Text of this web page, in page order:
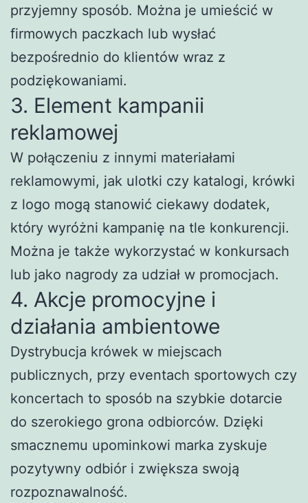
przyjemny sposób. Można je umieścić w
firmowych paczkach lub wysłać
bezpośrednio do klientów wraz z
podziękowaniami.
3. Element kampanii
reklamowej
W połączeniu z innymi materiałami
reklamowymi, jak ulotki czy katalogi, krówki
z logo mogą stanowić ciekawy dodatek,
który wyróżni kampanię na tle konkurencji.
Można je także wykorzystać w konkursach
lub jako nagrody za udział w promocjach.
4. Akcje promocyjne i
działania ambientowe
Dystrybucja krówek w miejscach
publicznych, przy eventach sportowych czy
koncertach to sposób na szybkie dotarcie
do szerokiego grona odbiorców. Dzięki
smacznemu upominkowi marka zyskuje
pozytywny odbiór i zwiększa swoją
rozpoznawalność.